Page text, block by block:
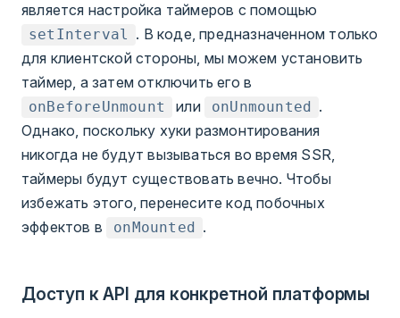
является настройка таймеров с помощью
setInterval . В коде, предназначенном только
для клиентской стороны, мы можем установить
таймер, а затем отключить его в
onBeforeUnmount или onUnmounted
.
Однако, поскольку хуки размонтирования
никогда не будут вызываться во время SSR,
таймеры будут существовать вечно. Чтобы
избежать этого, перенесите код побочных
эффектов в
onMounted .
Доступ к API для конкретной платформы